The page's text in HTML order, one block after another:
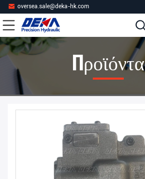
oversea.sale@deka-hk.com
Προϊόντα